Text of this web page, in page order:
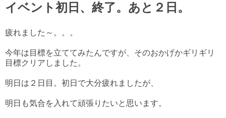
イベント初日、終了。あと２日。
疲れました～。。。
今年は目標を立ててみたんですが、そのおかげかギリギリ
目標クリアしました。
明日は２日目。初日で大分疲れましたが、
明日も気合を入れて頑張りたいと思います。